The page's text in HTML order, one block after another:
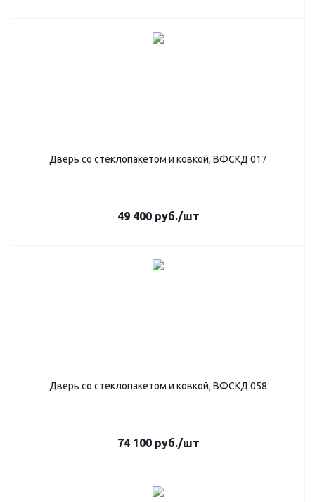
Дверь со стеклопакетом и ковкой, ВФСКД 017
49 400руб./шт
Дверь со стеклопакетом и ковкой, ВФСКД 058
74 100руб./шт